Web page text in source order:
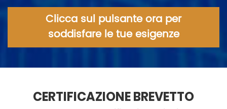
Clicca sul pulsante ora per
soddisfare le tue esigenze
CERTIFICAZIONE BREVETTO